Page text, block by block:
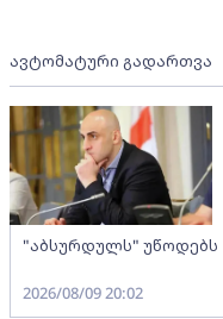
ავტომატური გადართვა
"აბსურდულს" უწოდებს
2026/08/09 20:02